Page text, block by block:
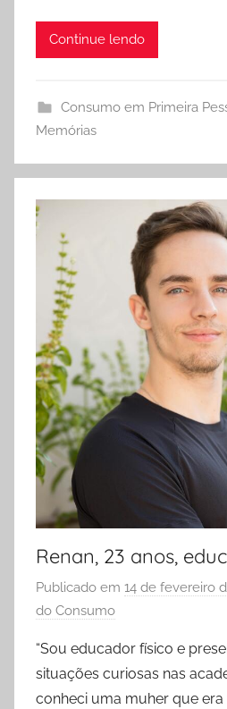
Continue lendo
Consumo em Primeira
Memórias
Renan, 23 anos,
Publicado em 14 de fevereiro
do Consumo
“Sou educador físico e
situações curiosas nas
conheci uma muher que era